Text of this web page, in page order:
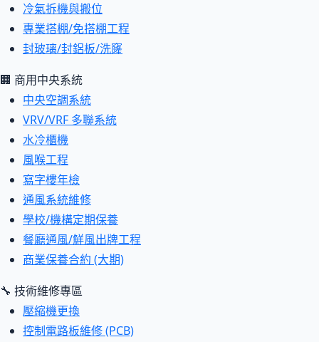
冷氣拆機與搬位
專業搭棚/免搭棚工程
封玻璃/封鋁板/洗窿
🏢 商用中央系統
中央空調系統
VRV/VRF 多聯系統
水冷櫃機
風喉工程
寫字樓年檢
通風系統維修
學校/機構定期保養
餐廳通風/鮮風出牌工程
商業保養合約 (大期)
🔧 技術維修專區
壓縮機更換
控制電路板維修 (PCB)